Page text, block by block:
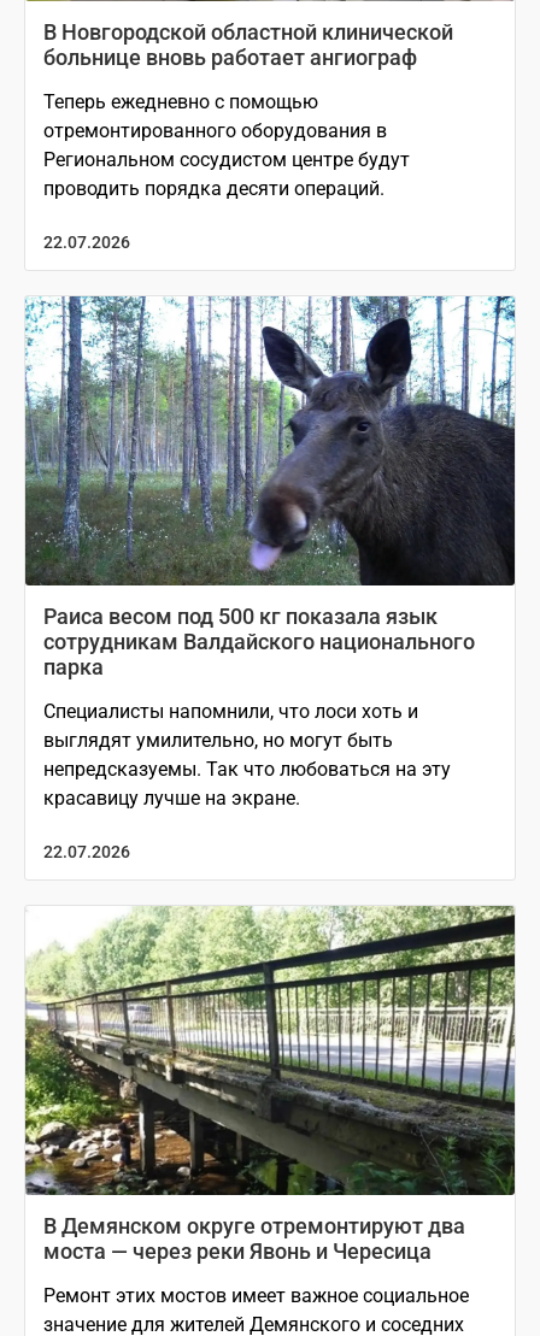
В Новгородской областной клинической
больнице вновь работает ангиограф
Теперь ежедневно с помощью
отремонтированного оборудования в
Региональном сосудистом центре будут
проводить порядка десяти операций.
22.07.2026
Раиса весом под 500 кг показала язык
сотрудникам Валдайского национального
парка
Специалисты напомнили, что лоси хоть и
выглядят умилительно, но могут быть
непредсказуемы. Так что любоваться на эту
красавицу лучше на экране.
22.07.2026
В Демянском округе отремонтируют два
моста — через реки Явонь и Чересица
Ремонт этих мостов имеет важное социальное
значение для жителей Демянского и соседних